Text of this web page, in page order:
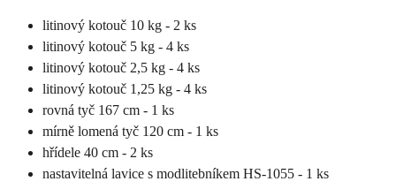
litinový kotouč 10 kg - 2 ks
litinový kotouč 5 kg - 4 ks
litinový kotouč 2,5 kg - 4 ks
litinový kotouč 1,25 kg - 4 ks
rovná tyč 167 cm - 1 ks
mírně lomená tyč 120 cm - 1 ks
hřídele 40 cm - 2 ks
nastavitelná lavice s modlitebníkem HS-1055 - 1 ks